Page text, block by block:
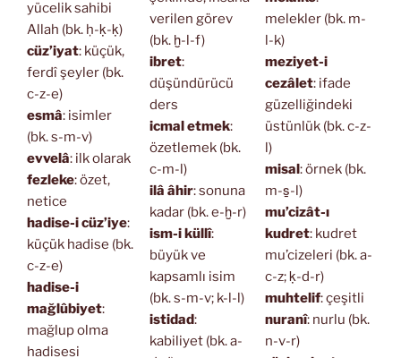
yücelik sahibi
Allah (bk. ḥ-ḳ-ḳ)
cüz’iyat: küçük,
ferdî şeyler (bk.
c-z-e)
esmâ: isimler
(bk. s-m-v)
evvelâ: ilk olarak
fezleke: özet,
netice
hadise-i cüz’iye:
küçük hadise (bk.
c-z-e)
hadise-i
mağlûbiyet:
mağlup olma
hadisesi
verilen görev
(bk. ḫ-l-f)
ibret:
düşündürücü
ders
icmal etmek:
özetlemek (bk.
c-m-l)
ilâ âhir: sonuna
kadar (bk. e-ḫ-r)
ism-i küllî:
büyük ve
kapsamlı isim
(bk. s-m-v; k-l-l)
istidad:
kabiliyet (bk. a-
melekler (bk. m-
l-k)
meziyet-i
cezâlet: ifade
güzelliğindeki
üstünlük (bk. c-z-
l)
misal: örnek (bk.
m-s̱-l)
mu’cizât-ı
kudret: kudret
mu’cizeleri (bk. a-
c-z; ḳ-d-r)
muhtelif: çeşitli
nuranî: nurlu (bk.
n-v-r)